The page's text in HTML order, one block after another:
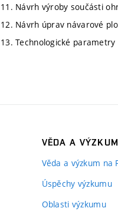
11. Návrh výroby součásti
12. Návrh úprav návarové
13. Technologické
VĚDA A VÝZKUM
Věda a výzkum na
Úspěchy výzkumu
Oblasti výzkumu